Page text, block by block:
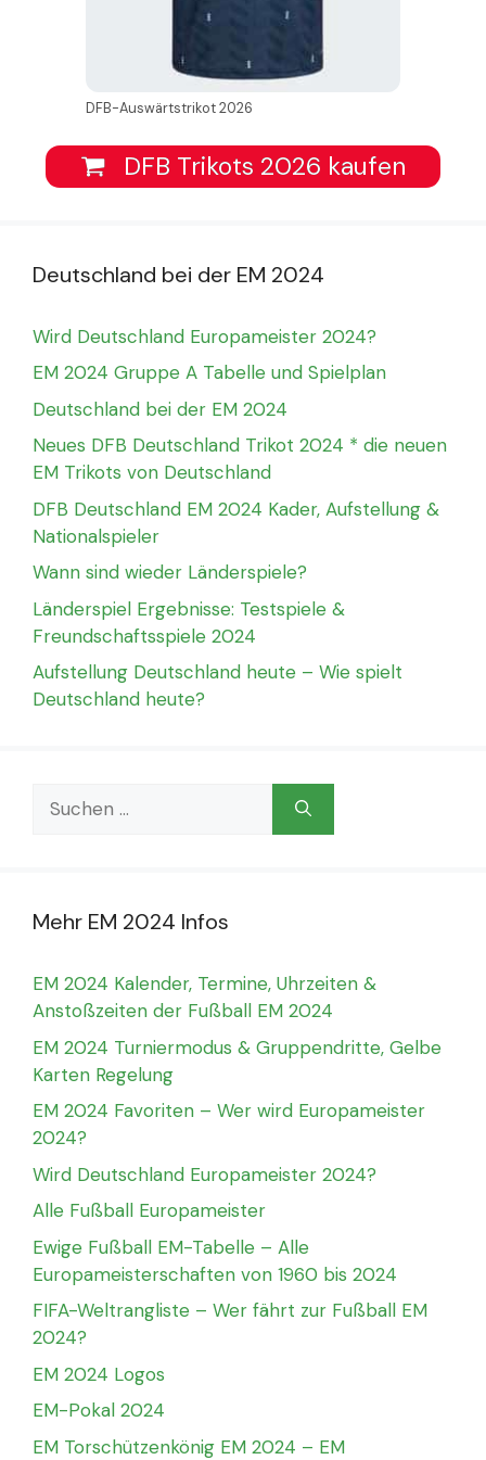
DFB-Auswärtstrikot 2026
DFB Trikots 2026 kaufen
Deutschland bei der EM 2024
Wird Deutschland Europameister 2024?
EM 2024 Gruppe A Tabelle und Spielplan
Deutschland bei der EM 2024
Neues DFB Deutschland Trikot 2024 * die neuen
EM Trikots von Deutschland
DFB Deutschland EM 2024 Kader, Aufstellung &
Nationalspieler
Wann sind wieder Länderspiele?
Länderspiel Ergebnisse: Testspiele &
Freundschaftsspiele 2024
Aufstellung Deutschland heute – Wie spielt
Deutschland heute?
Suchen
nach:
Mehr EM 2024 Infos
EM 2024 Kalender, Termine, Uhrzeiten &
Anstoßzeiten der Fußball EM 2024
EM 2024 Turniermodus & Gruppendritte, Gelbe
Karten Regelung
EM 2024 Favoriten – Wer wird Europameister
2024?
Wird Deutschland Europameister 2024?
Alle Fußball Europameister
Ewige Fußball EM-Tabelle – Alle
Europameisterschaften von 1960 bis 2024
FIFA-Weltrangliste – Wer fährt zur Fußball EM
2024?
EM 2024 Logos
EM-Pokal 2024
EM Torschützenkönig EM 2024 – EM